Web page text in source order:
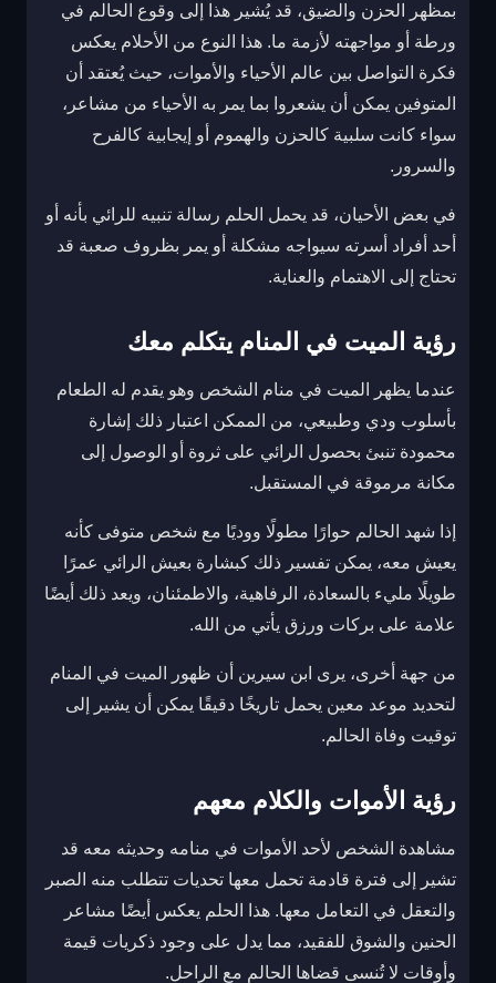
بمظهر الحزن والضيق، قد يُشير هذا إلى وقوع الحالم في
ورطة أو مواجهته لأزمة ما. هذا النوع من الأحلام يعكس
فكرة التواصل بين عالم الأحياء والأموات، حيث يُعتقد أن
المتوفين يمكن أن يشعروا بما يمر به الأحياء من مشاعر،
سواء كانت سلبية كالحزن والهموم أو إيجابية كالفرح
والسرور.
في بعض الأحيان، قد يحمل الحلم رسالة تنبيه للرائي بأنه أو
أحد أفراد أسرته سيواجه مشكلة أو يمر بظروف صعبة قد
تحتاج إلى الاهتمام والعناية.
رؤية الميت في المنام يتكلم معك
عندما يظهر الميت في منام الشخص وهو يقدم له الطعام
بأسلوب ودي وطبيعي، من الممكن اعتبار ذلك إشارة
محمودة تنبئ بحصول الرائي على ثروة أو الوصول إلى
مكانة مرموقة في المستقبل.
إذا شهد الحالم حوارًا مطولًا ووديًا مع شخص متوفى كأنه
يعيش معه، يمكن تفسير ذلك كبشارة بعيش الرائي عمرًا
طويلًا مليء بالسعادة، الرفاهية، والاطمئنان، ويعد ذلك أيضًا
علامة على بركات ورزق يأتي من الله.
من جهة أخرى، يرى ابن سيرين أن ظهور الميت في المنام
لتحديد موعد معين يحمل تاريخًا دقيقًا يمكن أن يشير إلى
توقيت وفاة الحالم.
رؤية الأموات والكلام معهم
مشاهدة الشخص لأحد الأموات في منامه وحديثه معه قد
تشير إلى فترة قادمة تحمل معها تحديات تتطلب منه الصبر
والتعقل في التعامل معها. هذا الحلم يعكس أيضًا مشاعر
الحنين والشوق للفقيد، مما يدل على وجود ذكريات قيمة
وأوقات لا تُنسى قضاها الحالم مع الراحل.